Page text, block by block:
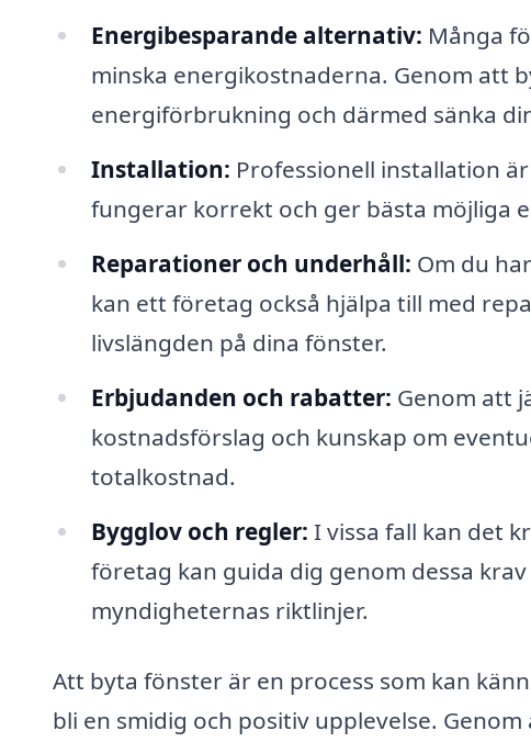
Energibesparande alternativ: Många
minska energikostnaderna. Genom att
energiförbrukning och därmed sänka
Installation: Professionell installation
fungerar korrekt och ger bästa möjliga
Reparationer och underhåll: Om du
kan ett företag också hjälpa till med
livslängden på dina fönster.
Erbjudanden och rabatter: Genom att
kostnadsförslag och kunskap om
totalkostnad.
Bygglov och regler: I vissa fall kan det
företag kan guida dig genom dessa
myndigheternas riktlinjer.
Att byta fönster är en process som kan
bli en smidig och positiv upplevelse.